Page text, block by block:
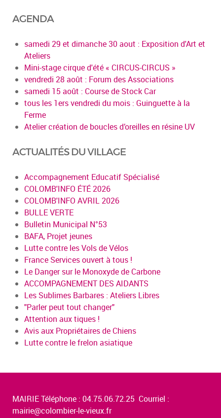
AGENDA
samedi 29 et dimanche 30 aout : Exposition d'Art et
Ateliers
Mini-stage cirque d'été « CIRCUS-CIRCUS »
vendredi 28 août : Forum des Associations
samedi 15 août : Course de Stock Car
tous les 1ers vendredi du mois : Guinguette à la
Ferme
Atelier création de boucles d’oreilles en résine UV
ACTUALITÉS DU VILLAGE
Accompagnement Educatif Spécialisé
COLOMB'INFO ÉTÉ 2026
COLOMB'INFO AVRIL 2026
BULLE VERTE
Bulletin Municipal N°53
BAFA, Projet jeunes
Lutte contre les Vols de Vélos
France Services ouvert à tous !
Le Danger sur le Monoxyde de Carbone
ACCOMPAGNEMENT DES AIDANTS
Les Sublimes Barbares : Ateliers Libres
"Parler peut tout changer"
Attention aux tiques !
Avis aux Propriétaires de Chiens
Lutte contre le frelon asiatique
MAIRIE Téléphone : 04.75.06.72.25 Courriel :
mairie@colombier-le-vieux.fr